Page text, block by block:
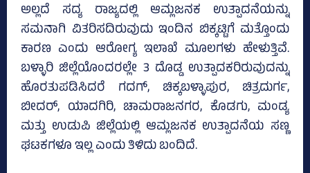
ಅಲ್ಲದೆ ಸದ್ಯ ರಾಜ್ಯದಲ್ಲಿ ಆಮ್ಲಜನಕ ಉತ್ಪಾದನೆಯನ್ನು
ಸಮನಾಗಿ ವಿತರಿಸದಿರುವುದು ಇಂದಿನ ಬಿಕ್ಕಟ್ಟಿಗೆ ಮತ್ತೊಂದು
ಕಾರಣ ಎಂದು ಆರೋಗ್ಯ ಇಲಾಖೆ ಮೂಲಗಳು ಹೇಳುತ್ತಿವೆ.
ಬಳ್ಳಾರಿ ಜಿಲ್ಲೆಯೊಂದರಲ್ಲೇ 3 ದೊಡ್ಡ ಉತ್ಪಾದಕರಿರುವುದನ್ನು
ಹೊರತುಪಡಿಸಿದರೆ ಗದಗ್‌, ಚಿಕ್ಕಬಳ್ಳಾಪುರ, ಚಿತ್ರದುರ್ಗ,
ಬೀದರ್‌, ಯಾದಗಿರಿ, ಚಾಮರಾಜನಗರ, ಕೊಡಗು, ಮಂಡ್ಯ
ಮತ್ತು ಉಡುಪಿ ಜಿಲ್ಲೆಯಲ್ಲಿ ಆಮ್ಲಜನಕ ಉತ್ಪಾದನೆಯ ಸಣ್ಣ
ಘಟಕಗಳೂ ಇಲ್ಲ ಎಂದು ತಿಳಿದು ಬಂದಿದೆ.